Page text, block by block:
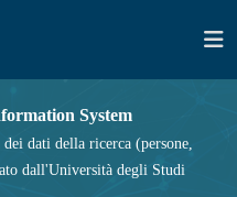
System
dati della ricerca (persone,
dall'Università degli Studi